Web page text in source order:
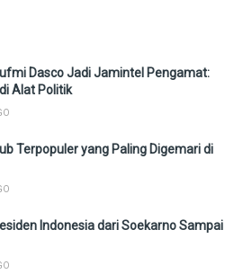
Dasco Jadi Jamintel Pengamat:
Alat Politik
Terpopuler yang Paling Digemari di
Indonesia dari Soekarno Sampai